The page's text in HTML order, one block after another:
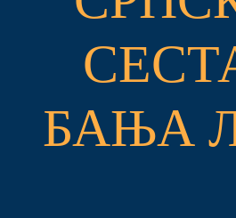
БАЊА